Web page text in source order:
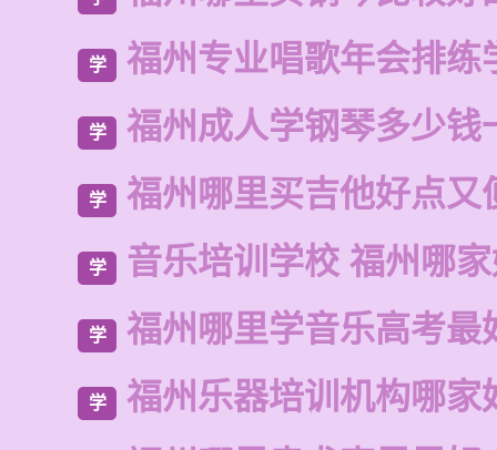
学 福州专业唱歌年会排练
学 福州成人学钢琴多少钱
学 福州哪里买吉他好点又
学 音乐培训学校 福州哪
学 福州哪里学音乐高考最
学
福州乐器培训机构哪家